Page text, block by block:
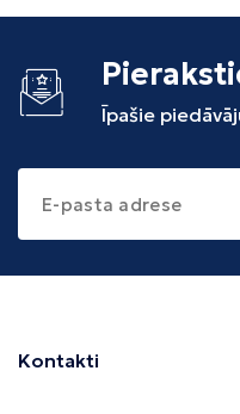
Īpašie
Kontakti